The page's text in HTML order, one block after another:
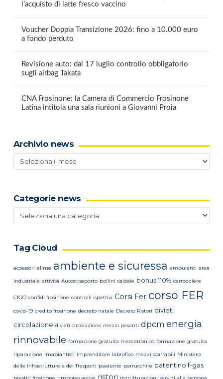
l’acquisto di latte fresco vaccino
Voucher Doppia Transizione 2026: fino a 10.000 euro
a fondo perduto
Revisione auto: dal 17 luglio controllo obbligatorio
sugli airbag Takata
CNA Frosinone: la Camera di Commercio Frosinone
Latina intitola una sala riunioni a Giovanni Proia
Archivio news
Archivio
news
Categorie news
Categorie
news
Tag Cloud
accessori alime ambiente e sicuressa ambulanti area
industriale attività Autostrasporto bollini caldaie bonus 110% carrozziere
CIGO confidi frosinone controlli ispettivi Corsi Fer corso FER
covid-19 credito frosinone decreto natale Decreto Ristori divieti
circolazione divieti circolazione mezzi pesanti dpcm energia
rinnovabile formazione gratuita meccatronico formazione gratuita
riparazione Imapiantisti imprenditore labrofico mezzi scarrabili Ministero
delle Infrastrutture e dei Trasporti paatente parrucchire patentino f-gas
prestiti frosinone rimborso accise ristori ristrutturazioni servizi alla persona